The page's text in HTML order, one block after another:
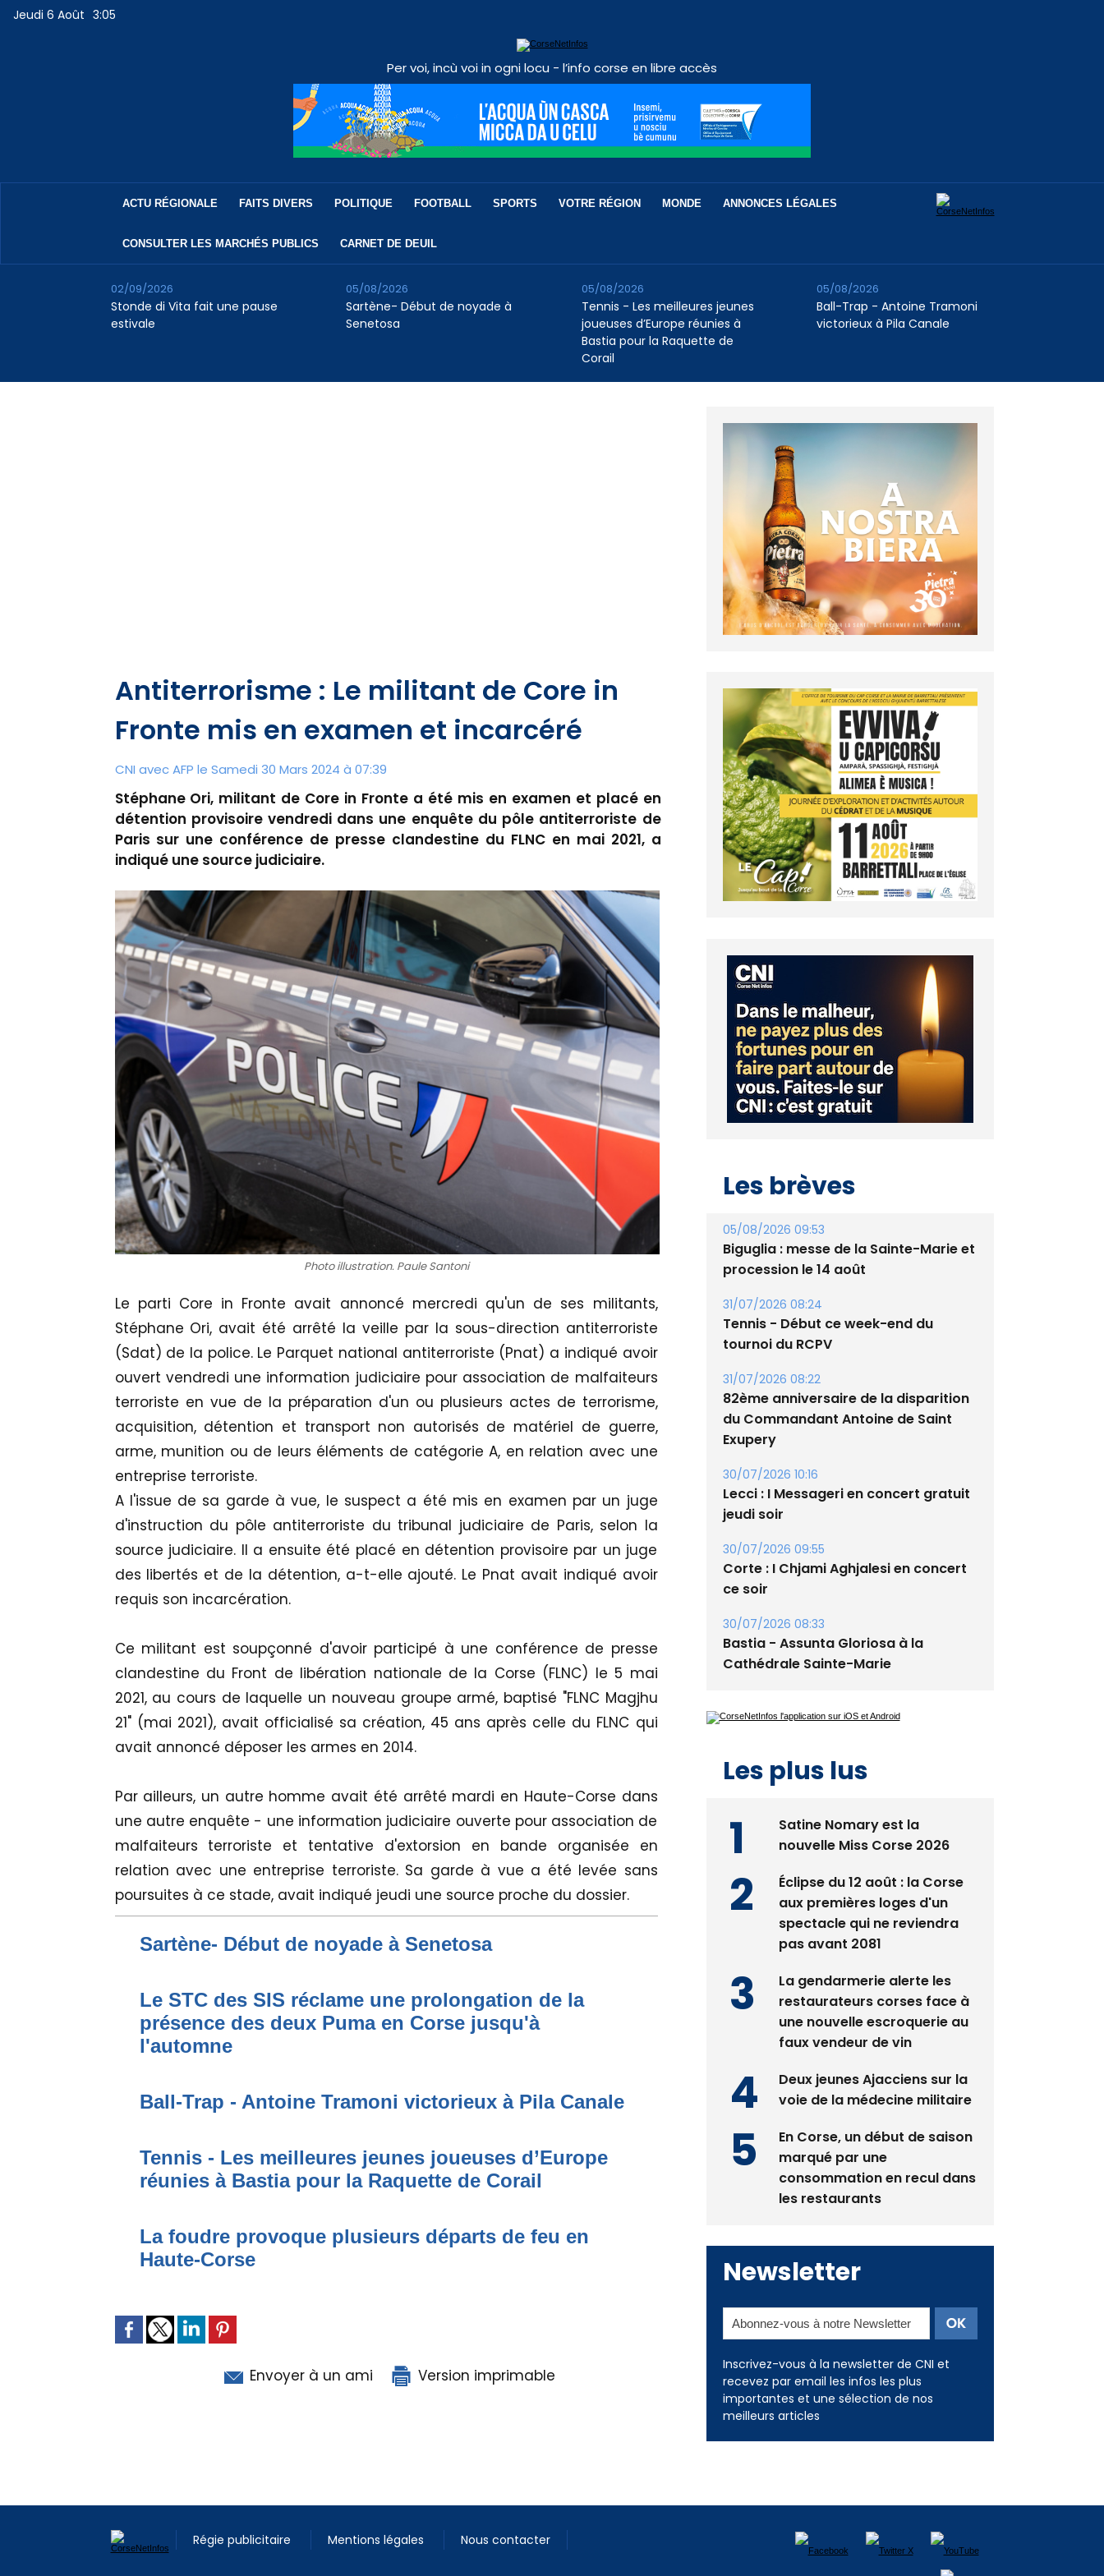
Jeudi 6 Août 3:05
Per voi, incù voi in ogni locu - l’info corse en libre accès
ACTU RÉGIONALE FAITS DIVERS POLITIQUE FOOTBALL SPORTS VOTRE RÉGION MONDE ANNONCES LÉGALES
CONSULTER LES MARCHÉS PUBLICS CARNET DE DEUIL
Stonde di Vita fait une pause
estivale
02/09/2026
Sartène- Début de noyade à
Senetosa
05/08/2026
Tennis - Les meilleures jeunes
joueuses d’Europe réunies à
Bastia pour la Raquette de
Corail
05/08/2026
Ball-Trap - Antoine Tramoni
victorieux à Pila Canale
05/08/2026
Antiterrorisme : Le militant de Core in
Fronte mis en examen et incarcéré
CNI avec AFP le Samedi 30 Mars 2024 à 07:39
Stéphane Ori, militant de Core in Fronte a été mis en examen et placé en
détention provisoire vendredi dans une enquête du pôle antiterroriste de
Paris sur une conférence de presse clandestine du FLNC en mai 2021, a
indiqué une source judiciaire.
Photo illustration. Paule Santoni
Le parti Core in Fronte avait annoncé mercredi qu'un de ses militants,
Stéphane Ori, avait été arrêté la veille par la sous-direction antiterroriste
(Sdat) de la police. Le Parquet national antiterroriste (Pnat) a indiqué avoir
ouvert vendredi une information judiciaire pour association de malfaiteurs
terroriste en vue de la préparation d'un ou plusieurs actes de terrorisme,
acquisition, détention et transport non autorisés de matériel de guerre,
arme, munition ou de leurs éléments de catégorie A, en relation avec une
entreprise terroriste.
A l'issue de sa garde à vue, le suspect a été mis en examen par un juge
d'instruction du pôle antiterroriste du tribunal judiciaire de Paris, selon la
source judiciaire. Il a ensuite été placé en détention provisoire par un juge
des libertés et de la détention, a-t-elle ajouté. Le Pnat avait indiqué avoir
requis son incarcération.
Ce militant est soupçonné d'avoir participé à une conférence de presse
clandestine du Front de libération nationale de la Corse (FLNC) le 5 mai
2021, au cours de laquelle un nouveau groupe armé, baptisé "FLNC Magjhu
21" (mai 2021), avait officialisé sa création, 45 ans après celle du FLNC qui
avait annoncé déposer les armes en 2014.
Par ailleurs, un autre homme avait été arrêté mardi en Haute-Corse dans
une autre enquête - une information judiciaire ouverte pour association de
malfaiteurs terroriste et tentative d'extorsion en bande organisée en
relation avec une entreprise terroriste. Sa garde à vue a été levée sans
poursuites à ce stade, avait indiqué jeudi une source proche du dossier.
Sartène- Début de noyade à Senetosa
Le STC des SIS réclame une prolongation de la
présence des deux Puma en Corse jusqu'à
l'automne
Ball-Trap - Antoine Tramoni victorieux à Pila Canale
Tennis - Les meilleures jeunes joueuses d’Europe
réunies à Bastia pour la Raquette de Corail
La foudre provoque plusieurs départs de feu en
Haute-Corse
Envoyer à un ami Version imprimable
Les brèves
05/08/2026 09:53
Biguglia : messe de la Sainte-Marie et
procession le 14 août
31/07/2026 08:24
Tennis - Début ce week-end du
tournoi du RCPV
31/07/2026 08:22
82ème anniversaire de la disparition
du Commandant Antoine de Saint
Exupery
30/07/2026 10:16
Lecci : I Messageri en concert gratuit
jeudi soir
30/07/2026 09:55
Corte : I Chjami Aghjalesi en concert
ce soir
30/07/2026 08:33
Bastia - Assunta Gloriosa à la
Cathédrale Sainte-Marie
Les plus lus
Satine Nomary est la
nouvelle Miss Corse 2026
Éclipse du 12 août : la Corse
aux premières loges d'un
spectacle qui ne reviendra
pas avant 2081
La gendarmerie alerte les
restaurateurs corses face à
une nouvelle escroquerie au
faux vendeur de vin
Deux jeunes Ajacciens sur la
voie de la médecine militaire
En Corse, un début de saison
marqué par une
consommation en recul dans
les restaurants
Newsletter
Inscrivez-vous à la newsletter de CNI et
recevez par email les infos les plus
importantes et une sélection de nos
meilleurs articles
Régie publicitaire Mentions légales Nous contacter